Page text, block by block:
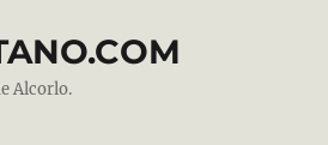
Alcorlo.